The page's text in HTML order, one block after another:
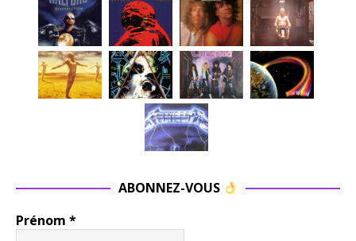
ABONNEZ-VOUS
Prénom *